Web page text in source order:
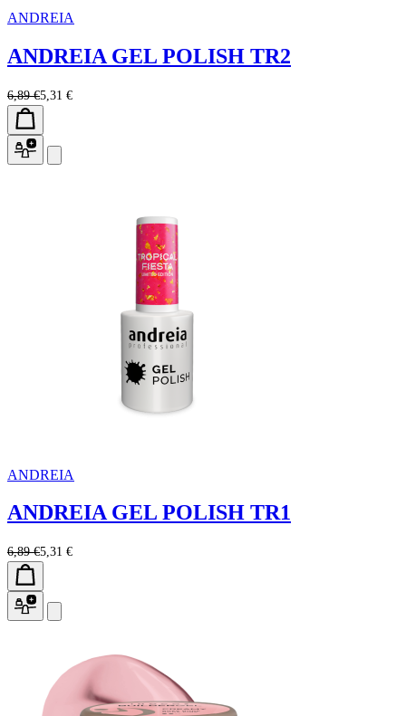
ANDREIA
ANDREIA GEL POLISH TR2
6,89 €5,31 €
ANDREIA
ANDREIA GEL POLISH TR1
6,89 €5,31 €